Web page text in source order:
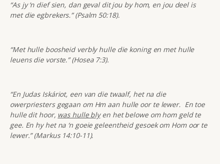
“As jy ‘n dief sien, dan geval dit jou by hom, en jou deel is
met die egbrekers.” (Psalm 50:18).
“Met hulle boosheid verbly hulle die koning en met hulle
leuens die vorste.” (Hosea 7:3).
“En Judas Iskáriot, een van die twaalf, het na die
owerpriesters gegaan om Hm aan hulle oor te lewer. En toe
hulle dit hoor, was hulle blyen het belowe om hom geld te
gee. En hy het na ‘n goeie geleentheid gesoek om Hom oor te
lewer.” (Markus 14:10-11).